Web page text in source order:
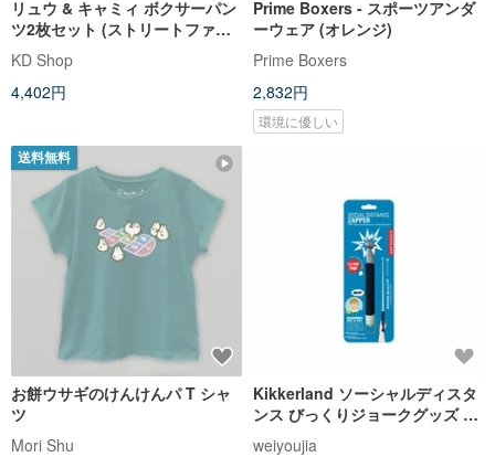
リュウ & キャミィ ボクサーパン
ツ2枚セット (ストリートファイ
ター)
KD Shop
4,402円
Prime Boxers - スポーツアンダ
ーウェア (オレンジ)
Prime Boxers
2,832円
環境に優しい
送料無料
お餅ウサギのけんけんパ T シャ
ツ
Mori Shu
Kikkerland ソーシャルディスタ
ンス びっくりジョークグッズ い
weiyoujia